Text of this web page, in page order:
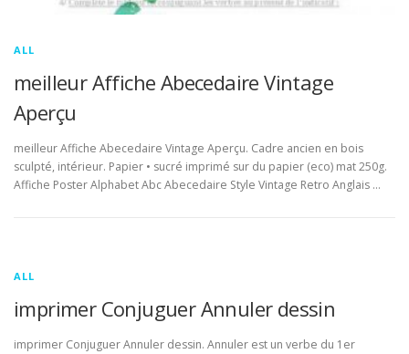
ALL
meilleur Affiche Abecedaire Vintage
Aperçu
meilleur Affiche Abecedaire Vintage Aperçu. Cadre ancien en bois
sculpté, intérieur. Papier • sucré imprimé sur du papier (eco) mat 250g.
Affiche Poster Alphabet Abc Abecedaire Style Vintage Retro Anglais …
ALL
imprimer Conjuguer Annuler dessin
imprimer Conjuguer Annuler dessin. Annuler est un verbe du 1er